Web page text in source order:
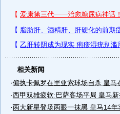
相关新闻
·偏执卡佩罗在里亚索球场自杀 皇马
·西甲双雄疲软:巴萨客场平局 皇马
·两大新星登场两眼一抹黑 皇马14